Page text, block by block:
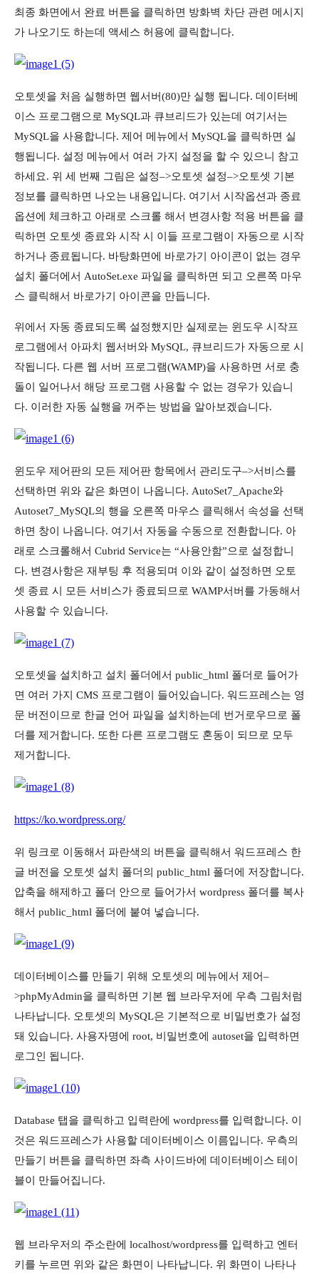
최종 화면에서 완료 버튼을 클릭하면 방화벽 차단 관련 메시지
가 나오기도 하는데 액세스 허용에 클릭합니다.
오토셋을 처음 실행하면 웹서버(80)만 실행 됩니다. 데이터베
이스 프로그램으로 MySQL과 큐브리드가 있는데 여기서는
MySQL을 사용합니다. 제어 메뉴에서 MySQL을 클릭하면 실
행됩니다. 설정 메뉴에서 여러 가지 설정을 할 수 있으니 참고
하세요. 위 세 번째 그림은 설정–>오토셋 설정–>오토셋 기본
정보를 클릭하면 나오는 내용입니다. 여기서 시작옵션과 종료
옵션에 체크하고 아래로 스크롤 해서 변경사항 적용 버튼을 클
릭하면 오토셋 종료와 시작 시 이들 프로그램이 자동으로 시작
하거나 종료됩니다. 바탕화면에 바로가기 아이콘이 없는 경우
설치 폴더에서 AutoSet.exe 파일을 클릭하면 되고 오른쪽 마우
스 클릭해서 바로가기 아이콘을 만듭니다.
위에서 자동 종료되도록 설정했지만 실제로는 윈도우 시작프
로그램에서 아파치 웹서버와 MySQL, 큐브리드가 자동으로 시
작됩니다. 다른 웹 서버 프로그램(WAMP)을 사용하면 서로 충
돌이 일어나서 해당 프로그램 사용할 수 없는 경우가 있습니
다. 이러한 자동 실행을 꺼주는 방법을 알아보겠습니다.
윈도우 제어판의 모든 제어판 항목에서 관리도구–>서비스를
선택하면 위와 같은 화면이 나옵니다. AutoSet7_Apache와
Autoset7_MySQL의 행을 오른쪽 마우스 클릭해서 속성을 선택
하면 창이 나옵니다. 여기서 자동을 수동으로 전환합니다. 아
래로 스크롤해서 Cubrid Service는 “사용안함”으로 설정합니
다. 변경사항은 재부팅 후 적용되며 이와 같이 설정하면 오토
셋 종료 시 모든 서비스가 종료되므로 WAMP서버를 가동해서
사용할 수 있습니다.
오토셋을 설치하고 설치 폴더에서 public_html 폴더로 들어가
면 여러 가지 CMS 프로그램이 들어있습니다. 워드프레스는 영
문 버전이므로 한글 언어 파일을 설치하는데 번거로우므로 폴
더를 제거합니다. 또한 다른 프로그램도 혼동이 되므로 모두
제거합니다.
https://ko.wordpress.org/
위 링크로 이동해서 파란색의 버튼을 클릭해서 워드프레스 한
글 버전을 오토셋 설치 폴더의 public_html 폴더에 저장합니다.
압축을 해제하고 폴더 안으로 들어가서 wordpress 폴더를 복사
해서 public_html 폴더에 붙여 넣습니다.
데이터베이스를 만들기 위해 오토셋의 메뉴에서 제어–
>phpMyAdmin을 클릭하면 기본 웹 브라우저에 우측 그림처럼
나타납니다. 오토셋의 MySQL은 기본적으로 비밀번호가 설정
돼 있습니다. 사용자명에 root, 비밀번호에 autoset을 입력하면
로그인 됩니다.
Database 탭을 클릭하고 입력란에 wordpress를 입력합니다. 이
것은 워드프레스가 사용할 데이터베이스 이름입니다. 우측의
만들기 버튼을 클릭하면 좌측 사이드바에 데이터베이스 테이
블이 만들어집니다.
웹 브라우저의 주소란에 localhost/wordpress를 입력하고 엔터
키를 누르면 위와 같은 화면이 나타납니다. 위 화면이 나타나